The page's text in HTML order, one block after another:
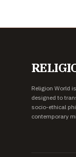
Religion World
designed to
socio-ethical
contemporary